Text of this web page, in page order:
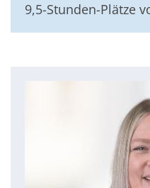
9,5-Stunden-Plätze